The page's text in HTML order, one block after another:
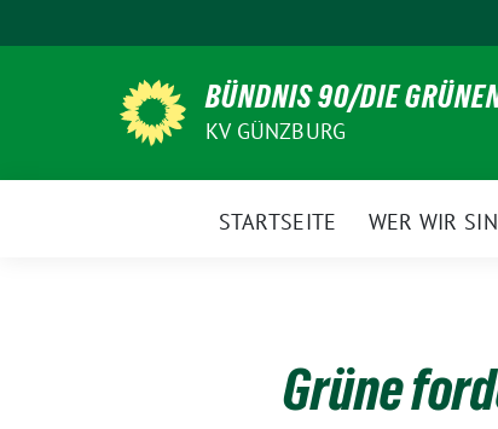
zum
BÜNDNIS 90/DIE
KV GÜNZBURG
STARTSEITE WER WIR
Grüne